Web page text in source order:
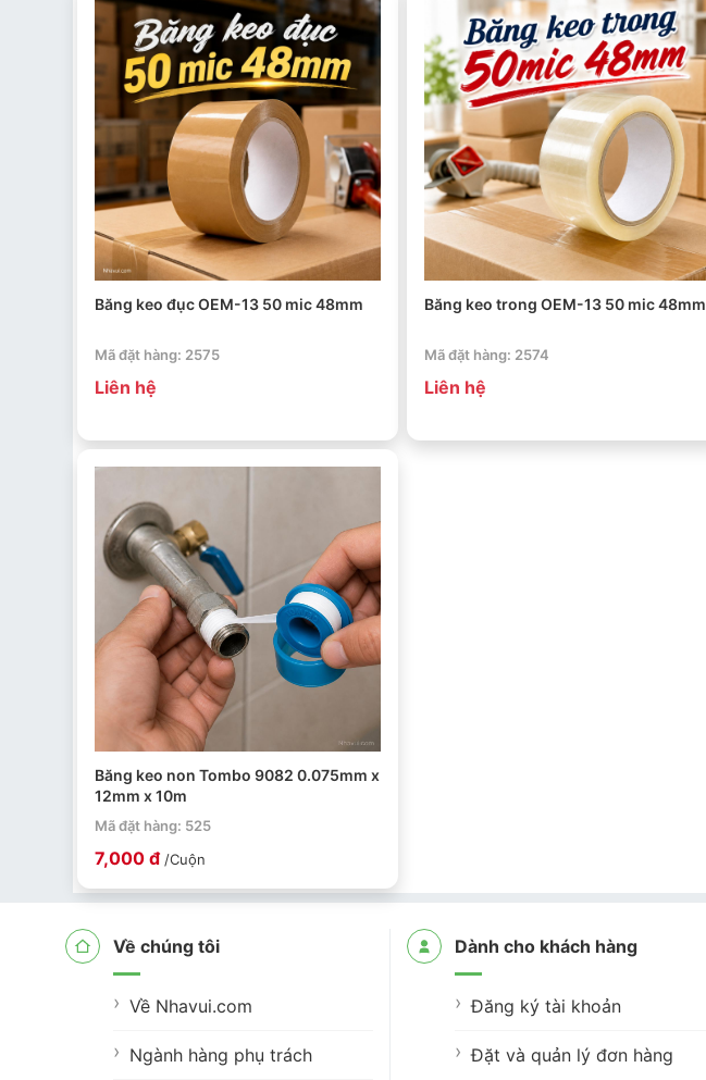
Băng keo đục OEM-13 50 mic 48mm
Mã đặt hàng: 2575
Liên hệ
Băng keo trong OEM-13 50 mic 48mm
Mã đặt hàng: 2574
Liên hệ
Băng keo non Tombo 9082 0.075mm x
12mm x 10m
Mã đặt hàng: 525
7,000 đ /Cuộn
Về chúng tôi
Về Nhavui.com
Ngành hàng phụ trách
Dành cho khách hàng
Đăng ký tài khoản
Đặt và quản lý đơn hàng